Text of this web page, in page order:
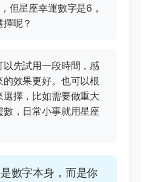
但星座幸運數字是6，
呢？
先試用一段時間，感
的效果更好。也可以根
擇，比如需要做重大
，日常小事就用星座
數字本身，而是你